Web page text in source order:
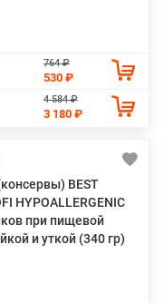
764 ₽
530 ₽
4 584 ₽
3 180 ₽
BEST
HYPOALLERGENIC
при пищевой
и уткой (340 гр)